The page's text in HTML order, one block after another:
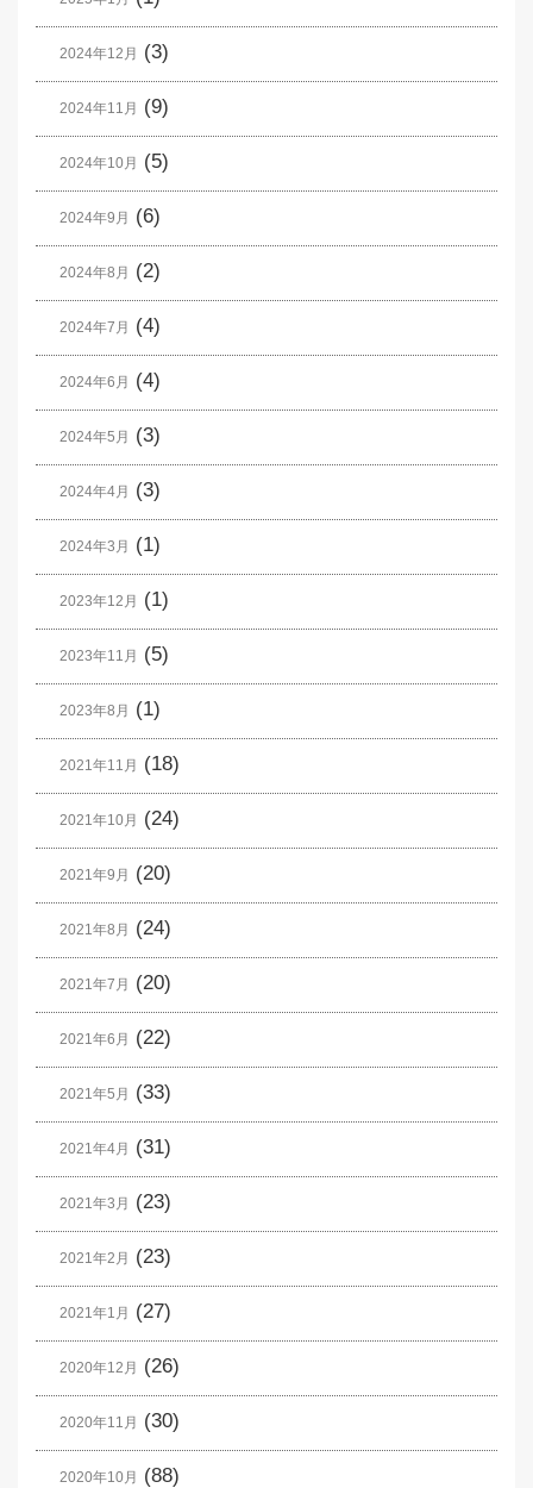
2024年12月 (3)
2024年11月 (9)
2024年10月 (5)
2024年9月 (6)
2024年8月 (2)
2024年7月 (4)
2024年6月 (4)
2024年5月 (3)
2024年4月 (3)
2024年3月 (1)
2023年12月 (1)
2023年11月 (5)
2023年8月 (1)
2021年11月 (18)
2021年10月 (24)
2021年9月 (20)
2021年8月 (24)
2021年7月 (20)
2021年6月 (22)
2021年5月 (33)
2021年4月 (31)
2021年3月 (23)
2021年2月 (23)
2021年1月 (27)
2020年12月 (26)
2020年11月 (30)
2020年10月 (88)